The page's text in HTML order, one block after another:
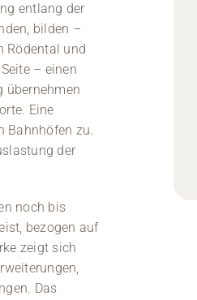
entlang der
bilden –
Rödental und
– einen
übernehmen
Eine
Bahnhöfen zu.
der
noch bis
bezogen auf
zeigt sich
Das